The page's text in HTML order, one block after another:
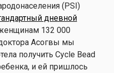
(PSI)
дневной
132 000
Асогвы мы
получить Cycle Bead
и ей пришлось